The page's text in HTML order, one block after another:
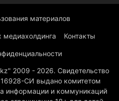
материалов
Контакты
2009 - 2026. Свидетельство
СИ выдано комитетом
информации и коммуникаций